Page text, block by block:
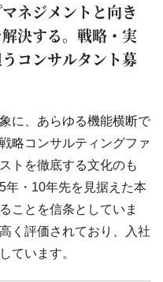
ネジメントと向き
決する。戦略・実
コンサルタント募
に、あらゆる機能横断で
略コンサルティングファ
トを徹底する文化のも
年・10年先を見据えた本
ことを信条としていま
く評価されており、入社
ています。